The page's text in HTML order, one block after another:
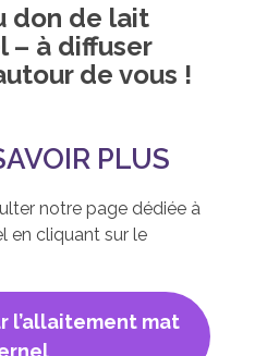
don de lait
– à diffuser
de vous !
PLUS
notre page dédiée à
en cliquant sur le
l’allaitement mat